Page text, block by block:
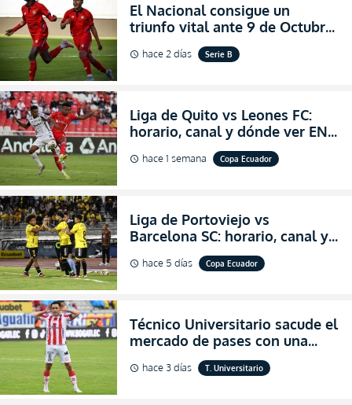
El Nacional consigue un
triunfo vital ante 9 de Octubre
para encender la fe en la
salvación
schedule hace 2 días Serie B
Liga de Quito vs Leones FC:
horario, canal y dónde ver EN
VIVO los octavos de final de la
Copa Ecuador 2026
schedule hace 1 semana Copa Ecuador
Liga de Portoviejo vs
Barcelona SC: horario, canal y
dónde ver EN VIVO los octavos
de final de la Copa Ecuador
schedule hace 5 días Copa Ecuador
Técnico Universitario sacude el
mercado de pases con una
verdadera revolución para
asegurar la permanencia
schedule hace 3 días T. Universitario